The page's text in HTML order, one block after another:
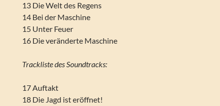
13 Die Welt des Regens
14 Bei der Maschine
15 Unter Feuer
16 Die veränderte Maschine
Trackliste des Soundtracks:
17 Auftakt
18 Die Jagd ist eröffnet!